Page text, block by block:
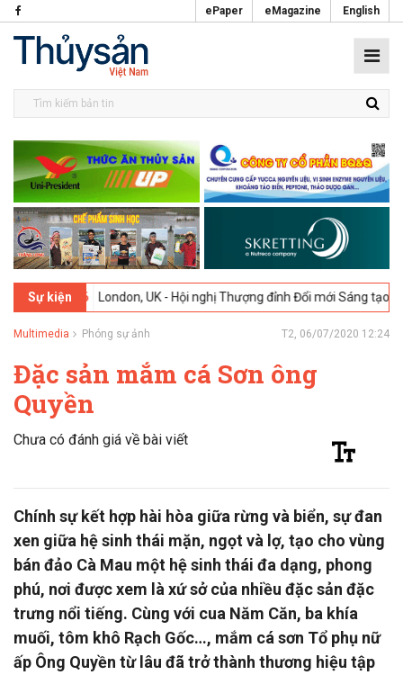
ePaper eMagazine English
Sự kiện
UK - Hội nghị Thượng đỉnh Đổi mới Sáng tạo trong Ngành Thực
Multimedia Phóng sự ảnh T2, 06/07/2020 12:24
Đặc sản mắm cá Sơn ông
Quyền
Chưa có đánh giá về bài viết
Chính sự kết hợp hài hòa giữa rừng và biển, sự đan
xen giữa hệ sinh thái mặn, ngọt và lợ, tạo cho vùng
bán đảo Cà Mau một hệ sinh thái đa dạng, phong
phú, nơi được xem là xứ sở của nhiều đặc sản đặc
trưng nổi tiếng. Cùng với cua Năm Căn, ba khía
muối, tôm khô Rạch Gốc…, mắm cá sơn Tổ phụ nữ
ấp Ông Quyền từ lâu đã trở thành thương hiệu tập